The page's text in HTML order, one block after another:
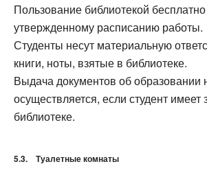
Пользование библиотекой
утвержденному расписанию работы.
Студенты несут материальную
книги, ноты, взятые в библиотеке.
Выдача документов об образовании
осуществляется, если студент имеет
библиотеке.
5.3. Туалетные комнаты